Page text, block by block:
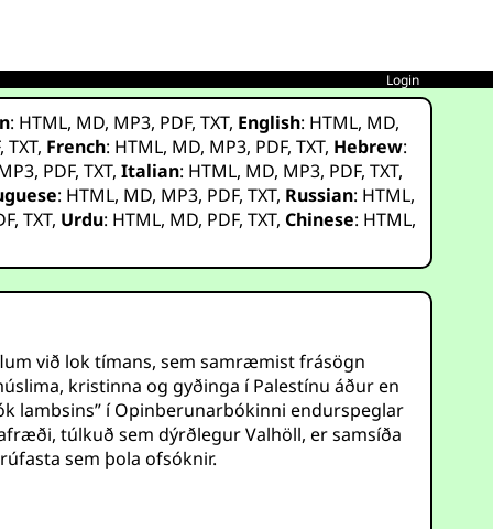
Login
: HTML, MD, MP3, PDF,TXT, English: HTML, MD,
,TXT, French: HTML, MD, MP3, PDF,TXT, Hebrew:
, PDF,TXT,Italian: HTML, MD, MP3, PDF,TXT,
: HTML, MD, MP3, PDF,TXT, Russian: HTML,
,TXT, Urdu: HTML, MD, PDF,TXT,Chinese: HTML,
við lok tímans, sem samræmist frásögn
kristinna og gyðinga í Palestínu áður en
lambsins” í Opinberunarbókinni endurspeglar
túlkuð sem dýrðlegur Valhöll, er samsíða
sem þola ofsóknir.